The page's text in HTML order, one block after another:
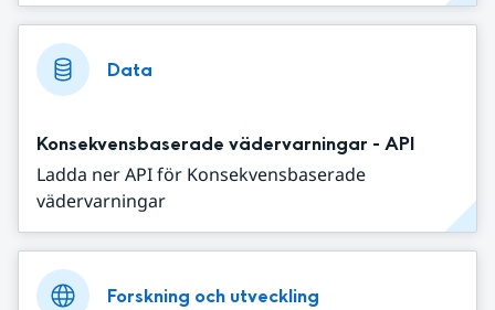
Data
Konsekvensbaserade vädervarningar - API
Ladda ner API för Konsekvensbaserade
vädervarningar
Forskning och utveckling